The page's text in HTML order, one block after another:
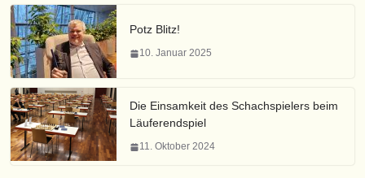
Potz Blitz!
10. Januar 2025
Die Einsamkeit des Schachspielers beim
Läuferendspiel
11. Oktober 2024